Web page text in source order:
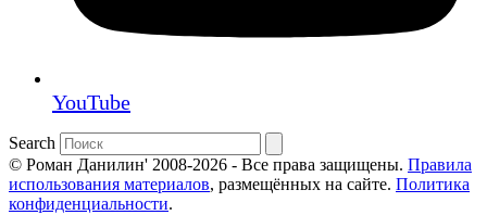
YouTube
Search
© Роман Данилин' 2008-2026 - Все права защищены. Правила
использования материалов, размещённых на сайте. Политика
конфиденциальности.